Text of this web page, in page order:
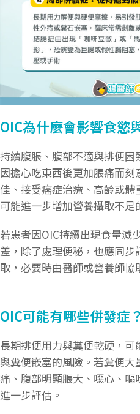
OIC為什麼會影響食慾
持續腹脹、腹部不適與排便
因擔心吃東西後更加脹痛而
佳、接受癌症治療、高齡或
可能進一步增加營養攝取不足
若患者因OIC持續出現食量減
差，除了處理便秘，也應同
取，必要時由醫師或營養師協
OIC可能有哪些併發症
長期排便用力與糞便乾硬，
與糞便嵌塞的風險。若糞便
痛、腹部明顯脹大、噁心、
進一步評估。